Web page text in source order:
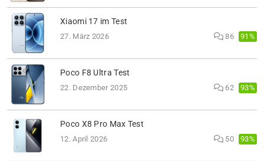
Xiaomi 17 im Test
27. März 2026 86 91%
Poco F8 Ultra Test
22. Dezember 2025 62 93%
Poco X8 Pro Max Test
12. April 2026 50 93%